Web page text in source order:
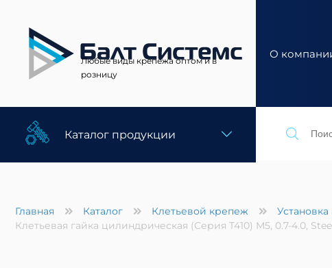
Любые виды крепежа оптом и в
розницу
О
Каталог продукции
Главная Каталог Клетьевой крепеж
Клетьевая гайка цилиндрическая (Серия T410) M5, 0.7-4.0,